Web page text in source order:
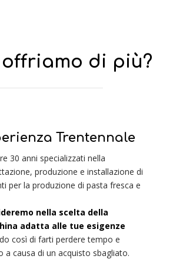
di più?
Trentennale
30 anni specializzati nella
produzione e installazione di
per la produzione di pasta fresca e
nella scelta della
adatta alle tue esigenze
così di farti perdere tempo e
a causa di un acquisto sbagliato.